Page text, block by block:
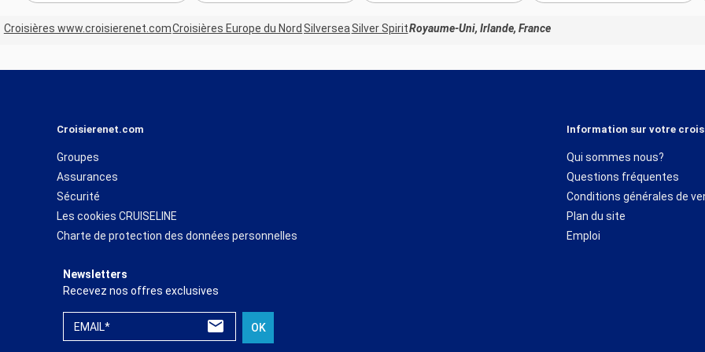
Musée Eugène-Boudin quant à lui compte parmi les plus prestigieux musées à
Croisières www.croisierenet.comCroisières Europe du Nord SilverseaSilver SpiritRoyaume-Uni, Irlande, France
Croisierenet.com
Groupes
Assurances
Sécurité
Les cookies CRUISELINE
Charte de protection des données personnelles
Information sur votre
Qui sommes nous?
Questions fréquentes
Conditions générales de
Plan du site
Emploi
Newsletters
Recevez nos offres exclusives
EMAIL* OK